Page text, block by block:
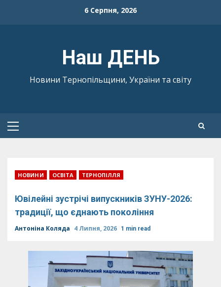
6 Серпня, 2026
Наш ДЕНЬ
Новини Тернопільщини, України та світу
Primary
НОВИНИ ОСВІТА ТЕРНОПІЛЛЯ
Ювілейні зустрічі випускників ЗУНУ-2026:
традиції, що єднають покоління
Антоніна Коляда 4 Липня, 2026 1 min read